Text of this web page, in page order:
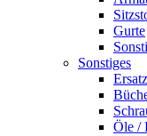
Gurte
Sonstiges
Öle /